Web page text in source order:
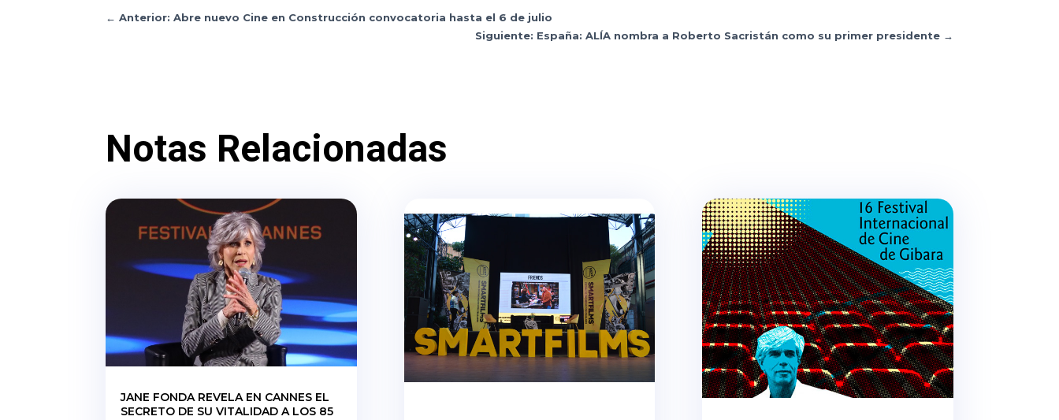
←Anterior: Abre nuevo Cine en Construcción convocatoria hasta el 6 de julio
Siguiente: España: ALÍA nombra a Roberto Sacristán como su primer presidente→
Notas Relacionadas
JANE FONDA REVELA EN CANNES EL
SECRETO DE SU VITALIDAD A LOS 85